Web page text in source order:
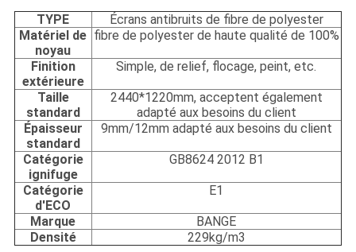
TYPE
Écrans antibruits de fibre de polyester
Matériel de
noyau
fibre de polyester de haute qualité de 100%
Finition
extérieure
Simple, de relief, flocage, peint, etc.
Taille
standard
2440*1220mm, acceptent également
adapté aux besoins du client
Épaisseur
standard
9mm/12mm adapté aux besoins du client
Catégorie
ignifuge
GB8624 2012 B1
Catégorie
d'ECO
E1
Marque
BANGE
Densité
229kg/m3